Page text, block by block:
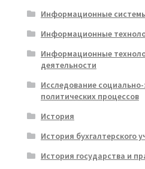
Информационные
Информационные
Информационные
деятельности
Исследование
политических процессов
История
История бухгалтерского
История государства и